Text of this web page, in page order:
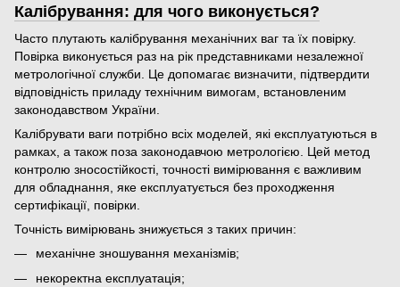
Калібрування: для чого виконується?
Часто плутають калібрування механічних ваг та їх повірку.
Повірка виконується раз на рік представниками незалежної
метрологічної служби. Це допомагає визначити, підтвердити
відповідність приладу технічним вимогам, встановленим
законодавством України.
Калібрувати ваги потрібно всіх моделей, які експлуатуються в
рамках, а також поза законодавчою метрологією. Цей метод
контролю зносостійкості, точності вимірювання є важливим
для обладнання, яке експлуатується без проходження
сертифікації, повірки.
Точність вимірювань знижується з таких причин:
механічне зношування механізмів;
некоректна експлуатація;